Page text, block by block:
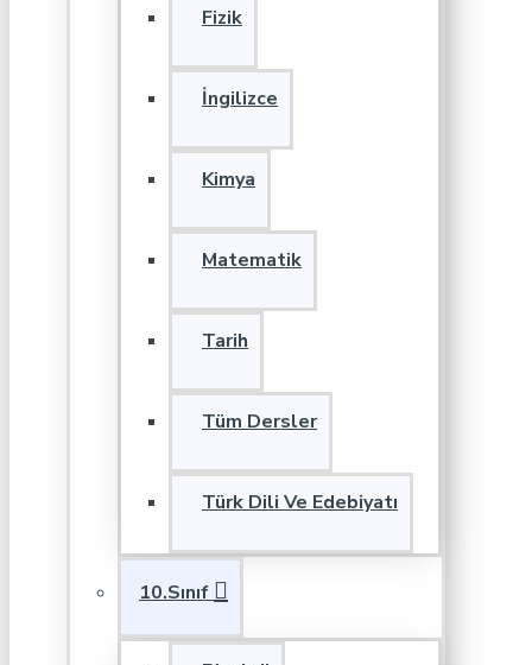
Fizik
İngilizce
Kimya
Matematik
Tarih
Tüm Dersler
Türk Dili Ve Edebiyatı
10.Sınıf